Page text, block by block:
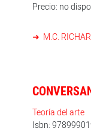
Precio: no
M.C.
Teoría del arte
Isbn: